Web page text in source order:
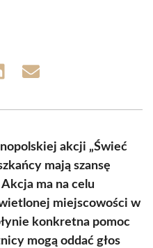
Share
akcji „Świeć
mają szansę
ma na celu
miejscowości w
konkretna pomoc
mogą oddać głos